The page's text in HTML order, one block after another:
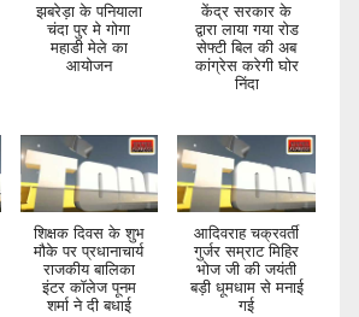
झबरेड़ा के पनियाला
चंदा पुर मे गोगा
महाडी मेले का
आयोजन
केंद्र सरकार के
द्वारा लाया गया रोड
सेफ्टी बिल की अब
कांग्रेस करेगी घोर
निंदा
शिक्षक दिवस के शुभ
मौके पर प्रधानाचार्य
राजकीय बालिका
इंटर कॉलेज पूनम
शर्मा ने दी बधाई
आदिवराह चक्रवर्ती
गुर्जर सम्राट मिहिर
भोज जी की जयंती
बड़ी धूमधाम से मनाई
गई